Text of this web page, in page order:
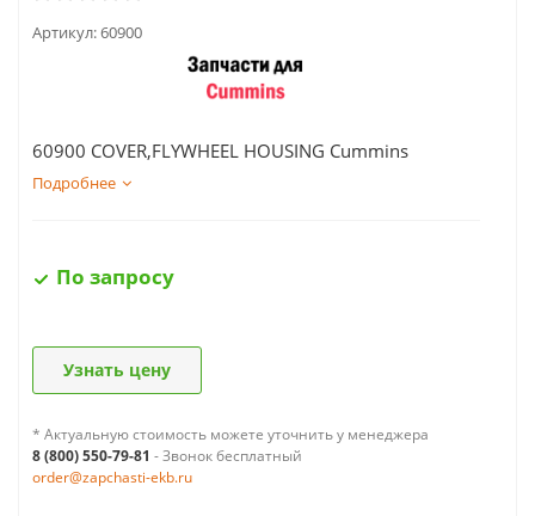
Артикул:60900
60900 COVER,FLYWHEEL HOUSING Cummins
Подробнее
По запросу
Узнать цену
* Актуальную стоимость можете уточнить у менеджера
8 (800) 550-79-81 - Звонок бесплатный
order@zapchasti-ekb.ru